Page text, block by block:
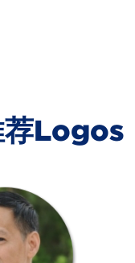
荐Logos